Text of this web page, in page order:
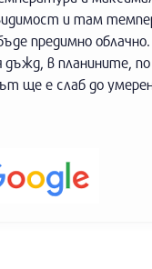
и там
предимно
в планините,
ще е слаб до